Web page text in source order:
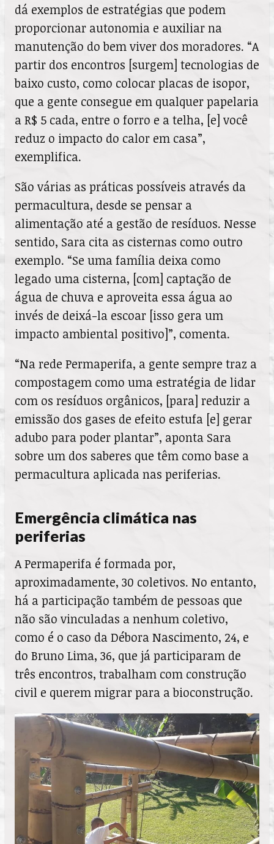
dá exemplos de estratégias que podem
proporcionar autonomia e auxiliar na
manutenção do bem viver dos moradores. “A
partir dos encontros [surgem] tecnologias de
baixo custo, como colocar placas de isopor,
que a gente consegue em qualquer papelaria
a R$ 5 cada, entre o forro e a telha, [e] você
reduz o impacto do calor em casa”,
exemplifica.
São várias as práticas possíveis através da
permacultura, desde se pensar a
alimentação até a gestão de resíduos. Nesse
sentido, Sara cita as cisternas como outro
exemplo. “Se uma família deixa como
legado uma cisterna, [com] captação de
água de chuva e aproveita essa água ao
invés de deixá-la escoar [isso gera um
impacto ambiental positivo]”, comenta.
“Na rede Permaperifa, a gente sempre traz a
compostagem como uma estratégia de lidar
com os resíduos orgânicos, [para] reduzir a
emissão dos gases de efeito estufa [e] gerar
adubo para poder plantar”, aponta Sara
sobre um dos saberes que têm como base a
permacultura aplicada nas periferias.
Emergência climática nas
periferias
A Permaperifa é formada por,
aproximadamente, 30 coletivos. No entanto,
há a participação também de pessoas que
não são vinculadas a nenhum coletivo,
como é o caso da Débora Nascimento, 24, e
do Bruno Lima, 36, que já participaram de
três encontros, trabalham com construção
civil e querem migrar para a bioconstrução.